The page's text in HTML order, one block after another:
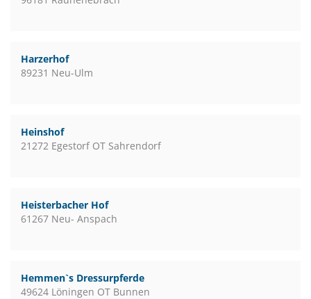
Harzerhof
89231 Neu-Ulm
Heinshof
21272 Egestorf OT Sahrendorf
Heisterbacher Hof
61267 Neu- Anspach
Hemmen`s Dressurpferde
49624 Löningen OT Bunnen